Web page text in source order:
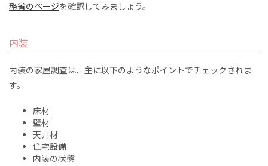
務省のページを確認してみましょう。
内装
内装の家屋調査は、主に以下のようなポイントでチェックされま
す。
床材
壁材
天井材
住宅設備
内装の状態